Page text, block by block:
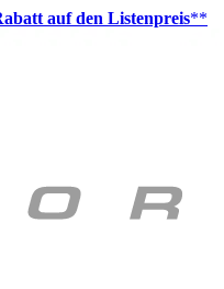
auf den Listenpreis**